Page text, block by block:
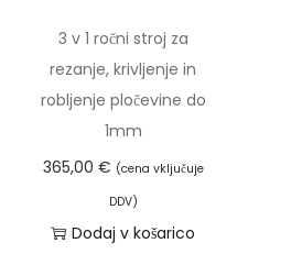
3 v 1 ročni stroj za
rezanje, krivljenje in
robljenje pločevine do
1mm
365,00 € (cena vključuje
DDV)
Dodaj v košarico